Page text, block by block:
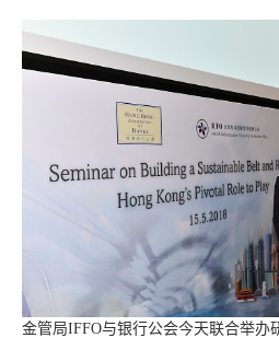
金管局IFFO与银行公会今天联合举办